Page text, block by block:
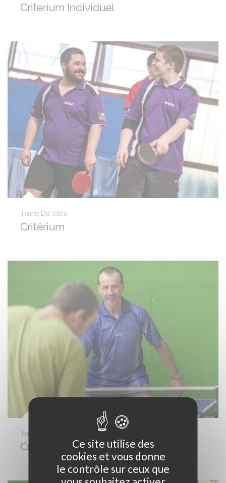
Criterium Individuel
Tennis De Table
Critérium
Tennis De Table
Critérium Départemental
Ce site utilise des
cookies et vous donne
le contrôle sur ceux que